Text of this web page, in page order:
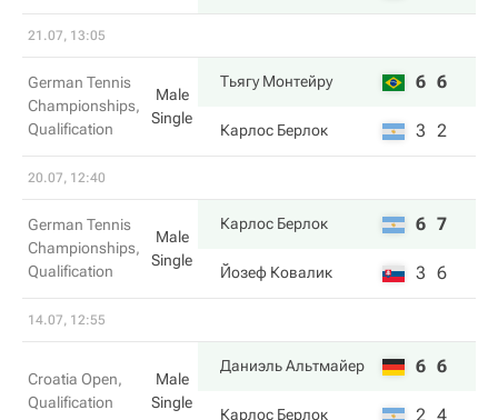
21.07, 13:05
German Tennis
Championships,
Qualification
Male
Single
Тьягу Монтейру 6 6
Карлос Берлок 3 2
20.07, 12:40
German Tennis
Championships,
Qualification
Male
Single
Карлос Берлок 6 7
Йозеф Ковалик 3 6
14.07, 12:55
Croatia Open,
Qualification
Male
Single
Даниэль Альтмайер 6 6
Карлос Берлок 2 4